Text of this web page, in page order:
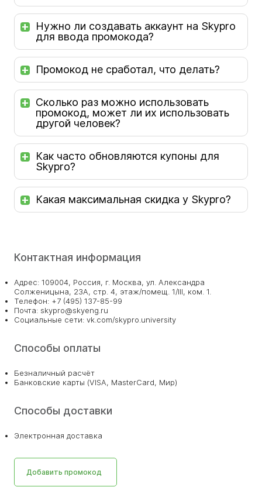
Нужно ли создавать аккаунт на Skypro
для ввода промокода?
Промокод не сработал, что делать?
Сколько раз можно использовать
промокод, может ли их использовать
другой человек?
Как часто обновляются купоны для
Skypro?
Какая максимальная скидка у Skypro?
Контактная информация
Адрес: 109004, Россия, г. Москва, ул. Александра
Солженицына, 23А, стр. 4, этаж/помещ. 1/III, ком. 1.
Телефон: +7 (495) 137-85-99
Почта: skypro@skyeng.ru
Социальные сети: vk.com/skypro.university
Способы оплаты
Безналичный расчёт
Банковские карты (VISA, MasterCard, Мир)
Способы доставки
Электронная доставка
Добавить промокод